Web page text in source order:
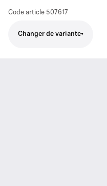
Code article 507617
Changer de variante